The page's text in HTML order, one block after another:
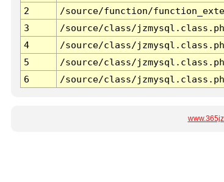
2
/source/function/
3
/source/class/
4
/source/class/
5
/source/class/
6
/source/class/